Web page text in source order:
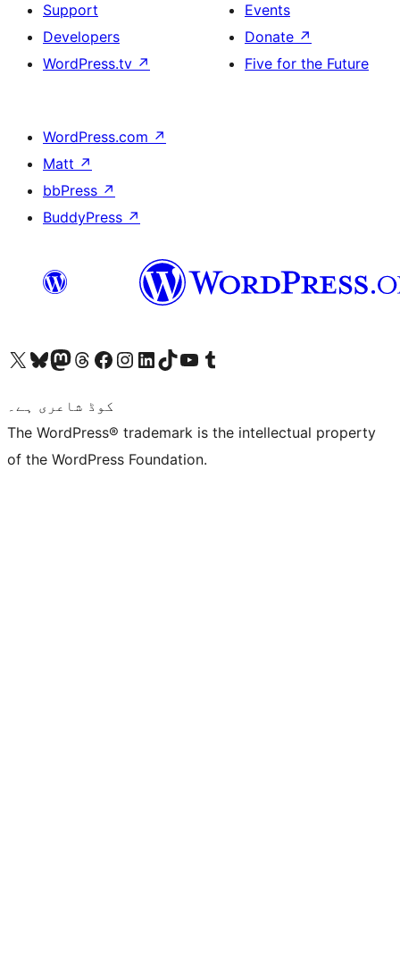
Support
Developers
WordPress.tv ↗
Events
Donate ↗
Five for the Future
WordPress.com ↗
Matt ↗
bbPress ↗
BuddyPress ↗
Visit our X (formerly Twitter) account
ہمارے بلیواسکائی اکاؤنٹ پر جائیں
Visit our Mastodon account
ہمارے ٹھریڈز اکاؤنٹ پر جائیں
Visit our Facebook page
Visit our Instagram account
Visit our LinkedIn account
ہمارے ٹک ٹاک اکاؤنٹ پر جائیں
Visit our YouTube channel
ہمارے ٹمبلر اکاؤنٹ پر جائیں
کوڈ شاعری ہے۔
The WordPress® trademark is the intellectual property
of the WordPress Foundation.